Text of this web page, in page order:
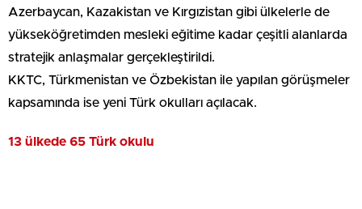
Azerbaycan, Kazakistan ve Kırgızistan gibi ülkelerle de
yükseköğretimden mesleki eğitime kadar çeşitli alanlarda
stratejik anlaşmalar gerçekleştirildi. ​
KKTC, Türkmenistan ve Özbekistan ile yapılan görüşmeler
kapsamında ise yeni Türk okulları açılacak.
13 ülkede 65 Türk okulu